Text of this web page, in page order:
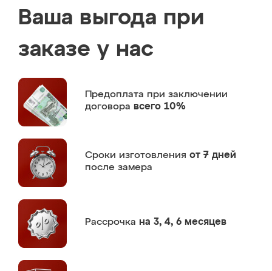
Ваша выгода при
заказе у нас
Предоплата при заключении
договора всего 10%
Сроки изготовления от 7 дней
после замера
Рассрочка на 3, 4, 6 месяцев